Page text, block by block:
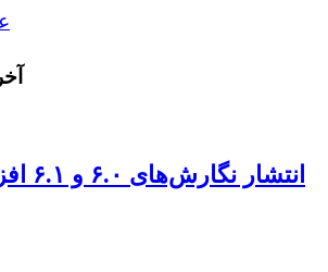
انتشار نگارش‌های ۶.۰ و ۶.۱ افزونه پارسی‌دیت